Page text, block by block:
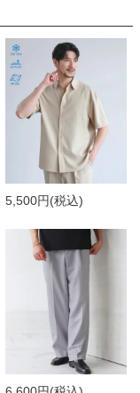
5,500円(税込)